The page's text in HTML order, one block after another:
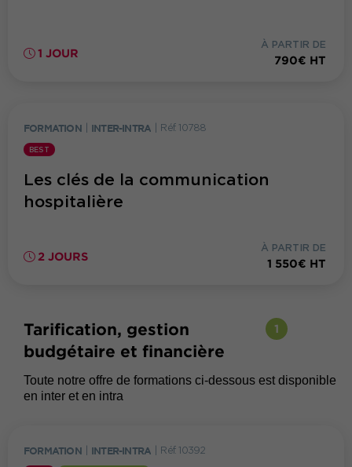
1 JOUR
À PARTIR DE
790€ HT
FORMATION INTER-INTRA Réf. 10788
BEST
Les clés de la communication
hospitalière
2 JOURS
À PARTIR DE
1 550€ HT
Tarification, gestion
budgétaire et financière
1
Toute notre offre de formations ci-dessous est disponible
en inter et en intra
FORMATION INTER-INTRA Réf. 10392